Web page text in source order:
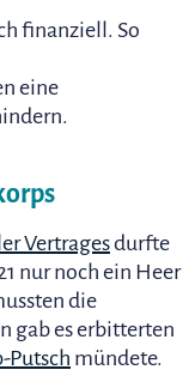
finanziell. So
eine
Vertragesdurfte
nur noch ein Heer
die
gab es erbitterten
Putsch mündete.